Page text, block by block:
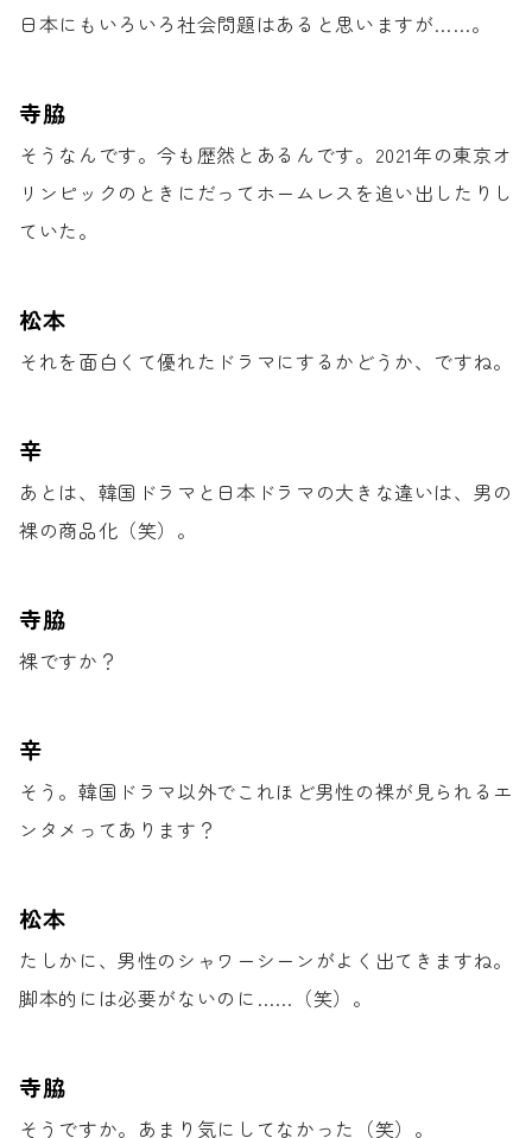
日本にもいろいろ社会問題はあると思いますが……。
寺脇
そうなんです。今も歴然とあるんです。 2021年の東京オ
リンピックのときにだってホームレスを追い出したりし
ていた。
松本
それを面白くて優れたドラマにするかどうか、ですね。
辛
あとは、韓国ドラマと日本ドラマの大きな違いは、男の
裸の商品化（笑）。
寺脇
裸ですか？
辛
そう。韓国ドラマ以外でこれほど男性の裸が見られる エ
ンタメってあります？
松本
たしかに、男性のシャワーシーンがよく出てきますね。
脚本的には必要がないのに……（笑）。
寺脇
そうですか。 あまり気にしてなかった（笑）。